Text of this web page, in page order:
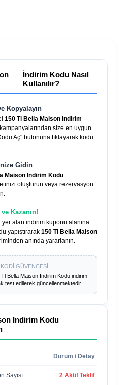
İndirim Kodu Nasıl
Kullanılır?
Kopyalayın
150 Tl Bella Maison Indirim
size en uygun
Aç" butonuna tıklayarak kodu
Gidin
Maison Indirim Kodu
oluşturun veya rezervasyon
ve Kazanın!
yer alan indirim kuponu alanına
yapıştırarak 150 Tl Bella Maison
anında yararlanın.
GÜVENCESİ
Tl Bella Maison Indirim Koduindirim
test edilerek güncellenmektedir.
Indirim Kodu
Durum / Detay
Sayısı 2 Aktif Teklif